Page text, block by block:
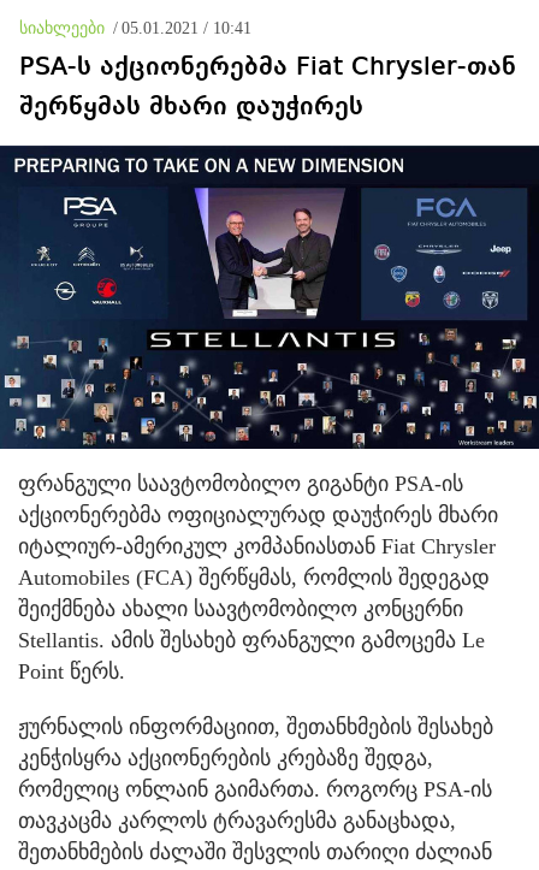
სიახლეები / 05.01.2021 / 10:41
PSA-ს აქციონერებმა Fiat Chrysler-თან
შერწყმას მხარი დაუჭირეს
ფრანგული საავტომობილო გიგანტი PSA-ის
აქციონერებმა ოფიციალურად დაუჭირეს მხარი
იტალიურ-ამერიკულ კომპანიასთან Fiat Chrysler
Automobiles (FCA) შერწყმას, რომლის შედეგად
შეიქმნება ახალი საავტომობილო კონცერნი
Stellantis. ამის შესახებ ფრანგული გამოცემა Le
Point წერს.
ჟურნალის ინფორმაციით, შეთანხმების შესახებ
კენჭისყრა აქციონერების კრებაზე შედგა,
რომელიც ონლაინ გაიმართა. როგორც PSA-ის
თავკაცმა კარლოს ტრავარესმა განაცხადა,
შეთანხმების ძალაში შესვლის თარიღი ძალიან